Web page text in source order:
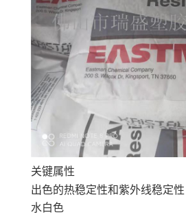
关键属性
出色的热稳定性和紫外线稳定性
水白色